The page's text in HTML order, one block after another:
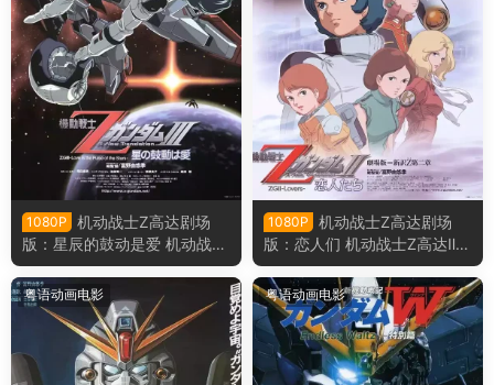
1080P
机动战士Z高达剧场
版：星辰的鼓动是爱 机动战士
Z高达Ⅲ：星辰的鼓动是爱粤语
版
1080P
机动战士Z高达剧场
版：恋人们 机动战士Z高达Ⅱ：
恋人们粤语版
粤语动画电影 粤语动画电影